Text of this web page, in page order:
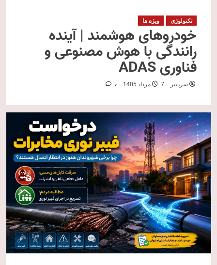
تکنولوژی ویژه ها
خودروهای هوشمند | آینده
رانندگی با هوش مصنوعی و
فناوری ADAS
سردبیر 7 مرداد 1405 0